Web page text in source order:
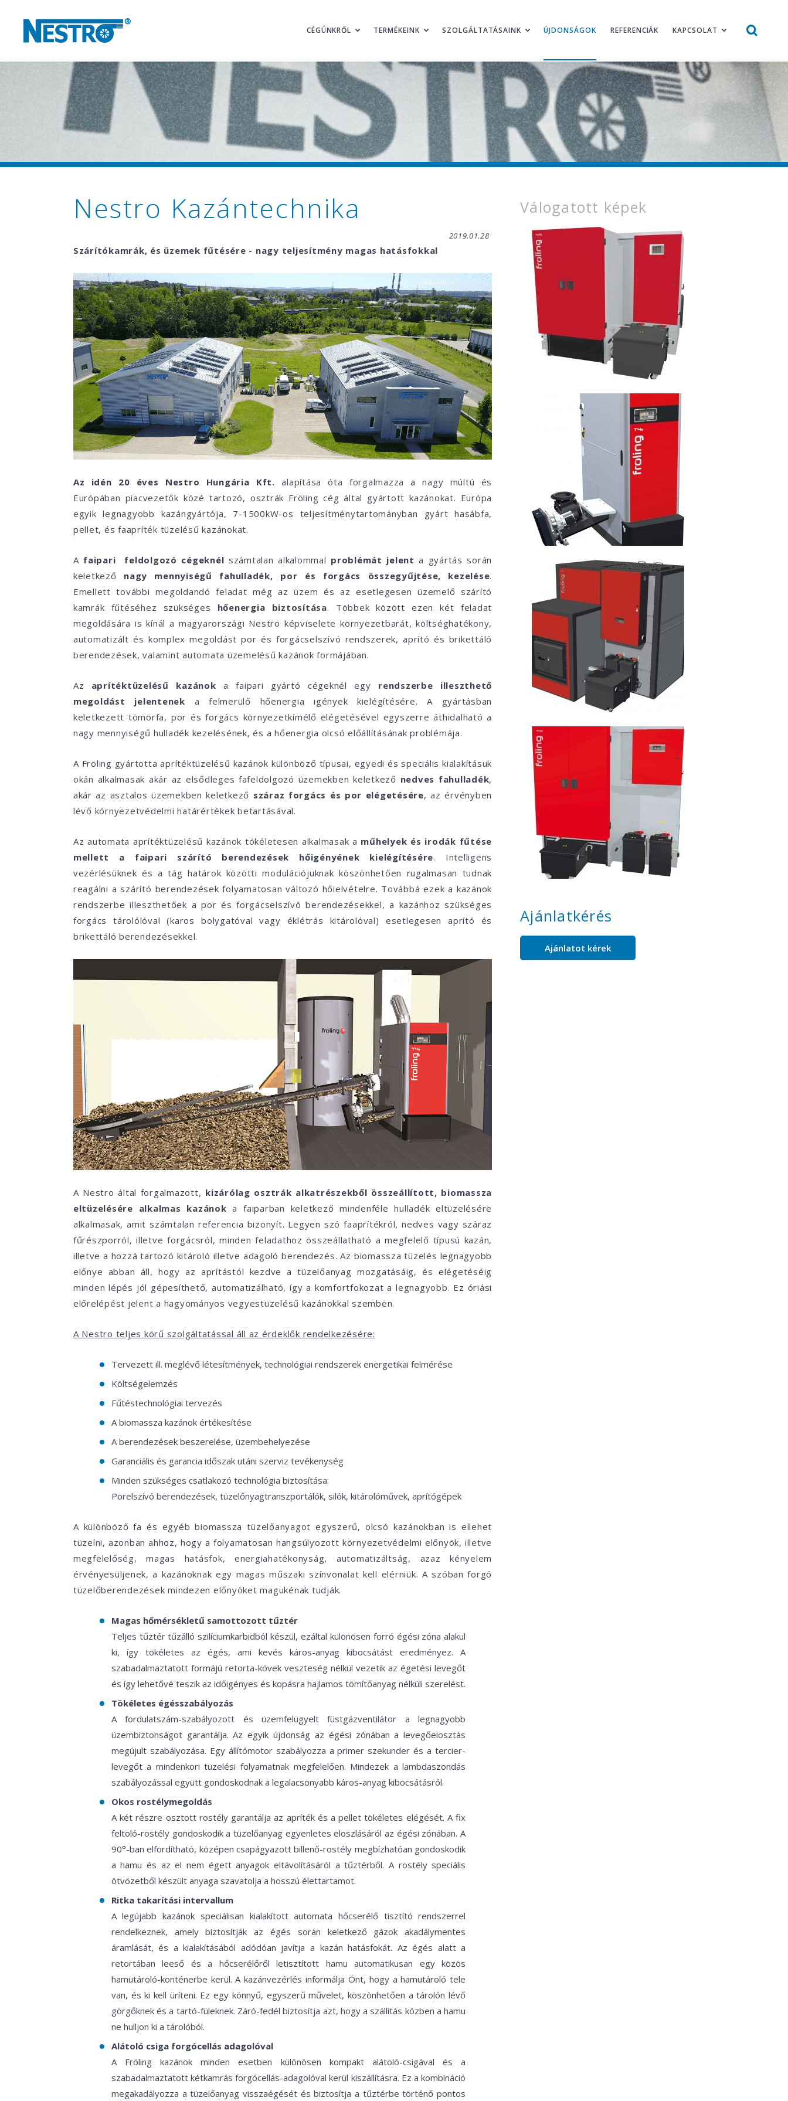
CÉGÜNKRŐL TERMÉKEINK SZOLGÁLTATÁSAINK ÚJDONSÁGOK REFERENCIÁK KAPCSOLAT
Nestro Kazántechnika
2019.01.28
Szárítókamrák, és üzemek fűtésére - nagy teljesítmény magas hatásfokkal
Az idén 20 éves Nestro Hungária Kft. alapítása óta forgalmazza a nagy múltú és
Európában piacvezetők közé tartozó, osztrák Fröling cég által gyártott kazánokat. Európa
egyik legnagyobb kazángyártója, 7-1500kW-os teljesítménytartományban gyárt hasábfa,
pellet, és faapríték tüzelésű kazánokat.
A faipari feldolgozó cégeknél számtalan alkalommal problémát jelent a gyártás során
keletkező nagy mennyiségű fahulladék, por és forgács összegyűjtése, kezelése.
Emellett további megoldandó feladat még az üzem és az esetlegesen üzemelő szárító
kamrák fűtéséhez szükséges hőenergia biztosítása. Többek között ezen két feladat
megoldására is kínál a magyarországi Nestro képviselete környezetbarát, költséghatékony,
automatizált és komplex megoldást por és forgácselszívó rendszerek, aprító és brikettáló
berendezések, valamint automata üzemelésű kazánok formájában.
Az aprítéktüzelésű kazánok a faipari gyártó cégeknél egy rendszerbe illeszthető
megoldást jelentenek a felmerülő hőenergia igények kielégítésére. A gyártásban
keletkezett tömörfa, por és forgács környezetkímélő elégetésével egyszerre áthidalható a
nagy mennyiségű hulladék kezelésének, és a hőenergia olcsó előállításának problémája.
A Fröling gyártotta aprítéktüzelésű kazánok különböző típusai, egyedi és speciális kialakításuk
okán alkalmasak akár az elsődleges fafeldolgozó üzemekben keletkező nedves fahulladék,
akár az asztalos üzemekben keletkező száraz forgács és por elégetésére, az érvényben
lévő környezetvédelmi határértékek betartásával.
Az automata aprítéktüzelésű kazánok tökéletesen alkalmasak a műhelyek és irodák fűtése
mellett a faipari szárító berendezések hőigényének kielégítésére. Intelligens
vezérlésüknek és a tág határok közötti modulációjuknak köszönhetően rugalmasan tudnak
reagálni a szárító berendezések folyamatosan változó hőielvételre. Továbbá ezek a kazánok
rendszerbe illeszthetőek a por és forgácselszívó berendezésekkel, a kazánhoz szükséges
forgács tárolólóval (karos bolygatóval vagy éklétrás kitárolóval) esetlegesen aprító és
brikettáló berendezésekkel.
A Nestro által forgalmazott, kizárólag osztrák alkatrészekből összeállított, biomassza
eltüzelésére alkalmas kazánok a faiparban keletkező mindenféle hulladék eltüzelésére
alkalmasak, amit számtalan referencia bizonyít. Legyen szó faaprítékról, nedves vagy száraz
fűrészporról, illetve forgácsról, minden feladathoz összeállatható a megfelelő típusú kazán,
illetve a hozzá tartozó kitároló illetve adagoló berendezés. Az biomassza tüzelés legnagyobb
előnye abban áll, hogy az aprítástól kezdve a tüzelőanyag mozgatásáig, és elégetéséig
minden lépés jól gépesíthető, automatizálható, így a komfortfokozat a legnagyobb. Ez óriási
előrelépést jelent a hagyományos vegyestüzelésű kazánokkal szemben.
A Nestro teljes körű szolgáltatással áll az érdeklők rendelkezésére:
Tervezett ill. meglévő létesítmények, technológiai rendszerek energetikai felmérése
Költségelemzés
Fűtéstechnológiai tervezés
A biomassza kazánok értékesítése
A berendezések beszerelése, üzembehelyezése
Garanciális és garancia időszak utáni szerviz tevékenység
Minden szükséges csatlakozó technológia biztosítása:
Porelszívó berendezések, tüzelőnyagtranszportálók, silók, kitárolóművek, aprítógépek
A különböző fa és egyéb biomassza tüzelőanyagot egyszerű, olcsó kazánokban is ellehet
tüzelni, azonban ahhoz, hogy a folyamatosan hangsúlyozott környezetvédelmi előnyök, illetve
megfelelőség, magas hatásfok, energiahatékonyság, automatizáltság, azaz kényelem
érvényesüljenek, a kazánoknak egy magas műszaki színvonalat kell elérniük. A szóban forgó
tüzelőberendezések mindezen előnyöket magukénak tudják.
Magas hőmérsékletű samottozott tűztér
Teljes tűztér tűzálló szilíciumkarbidból készül, ezáltal különösen forró égési zóna alakul
ki, így tökéletes az égés, ami kevés káros-anyag kibocsátást eredményez. A
szabadalmaztatott formájú retorta-kövek veszteség nélkül vezetik az égetési levegőt
és így lehetővé teszik az időigényes és kopásra hajlamos tömítőanyag nélküli szerelést.
Tökéletes égésszabályozás
A fordulatszám-szabályozott és üzemfelügyelt füstgázventilátor a legnagyobb
üzembiztonságot garantálja. Az egyik újdonság az égési zónában a levegőelosztás
megújult szabályozása. Egy állítómotor szabályozza a primer szekunder és a tercier-
levegőt a mindenkori tüzelési folyamatnak megfelelően. Mindezek a lambdaszondás
szabályozással együtt gondoskodnak a legalacsonyabb káros-anyag kibocsátásról.
Okos rostélymegoldás
A két részre osztott rostély garantálja az apríték és a pellet tökéletes elégését. A fix
feltoló-rostély gondoskodik a tüzelőanyag egyenletes eloszlásáról az égési zónában. A
90°-ban elfordítható, középen csapágyazott billenő-rostély megbízhatóan gondoskodik
a hamu és az el nem égett anyagok eltávolításáról a tűztérből. A rostély speciális
ötvözetből készült anyaga szavatolja a hosszú élettartamot.
Ritka takarítási intervallum
A legújabb kazánok speciálisan kialakított automata hőcserélő tisztító rendszerrel
rendelkeznek, amely biztosítják az égés során keletkező gázok akadálymentes
áramlását, és a kialakításából adódóan javítja a kazán hatásfokát. Az égés alatt a
retortában leeső és a hőcserélőről letisztított hamu automatikusan egy közös
hamutároló-konténerbe kerül. A kazánvezérlés informálja Önt, hogy a hamutároló tele
van, és ki kell üríteni. Ez egy könnyű, egyszerű művelet, köszönhetően a tárolón lévő
görgőknek és a tartó-füleknek. Záró-fedél biztosítja azt, hogy a szállítás közben a hamu
ne hulljon ki a tárolóból.
Alátoló csiga forgócellás adagolóval
A Fröling kazánok minden esetben különösen kompakt alátoló-csigával és a
szabadalmaztatott kétkamrás forgócellás-adagolóval kerül kiszállításra. Ez a kombináció
megakadályozza a tüzelőanyag visszaégését és biztosítja a tűztérbe történő pontos
Válogatott képek
Ajánlatkérés
Ajánlatot kérek